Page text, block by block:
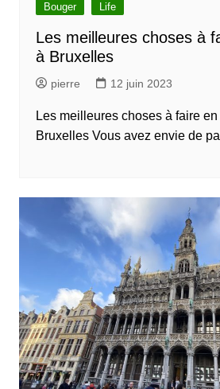
Bouger Life
Les meilleures choses à
à Bruxelles
pierre 12 juin 2023
Les meilleures choses à faire
Bruxelles Vous avez envie de